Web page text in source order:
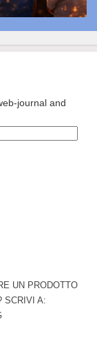
journal and
UN PRODOTTO
SCRIVI A: